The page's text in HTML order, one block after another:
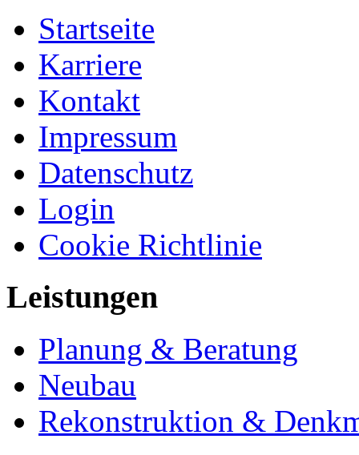
Startseite
Karriere
Kontakt
Impressum
Datenschutz
Login
Cookie Richtlinie
Leistungen
Planung & Beratung
Neubau
Rekonstruktion &